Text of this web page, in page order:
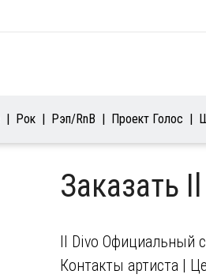
Рок Рэп/RnB Проект Голос
Заказать
Il Divo Официальный
Контакты артиста |